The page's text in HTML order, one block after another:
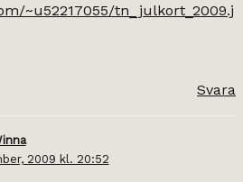
~u52217055/tn_julkort_2009.j
Svara
2009 kl. 20:52